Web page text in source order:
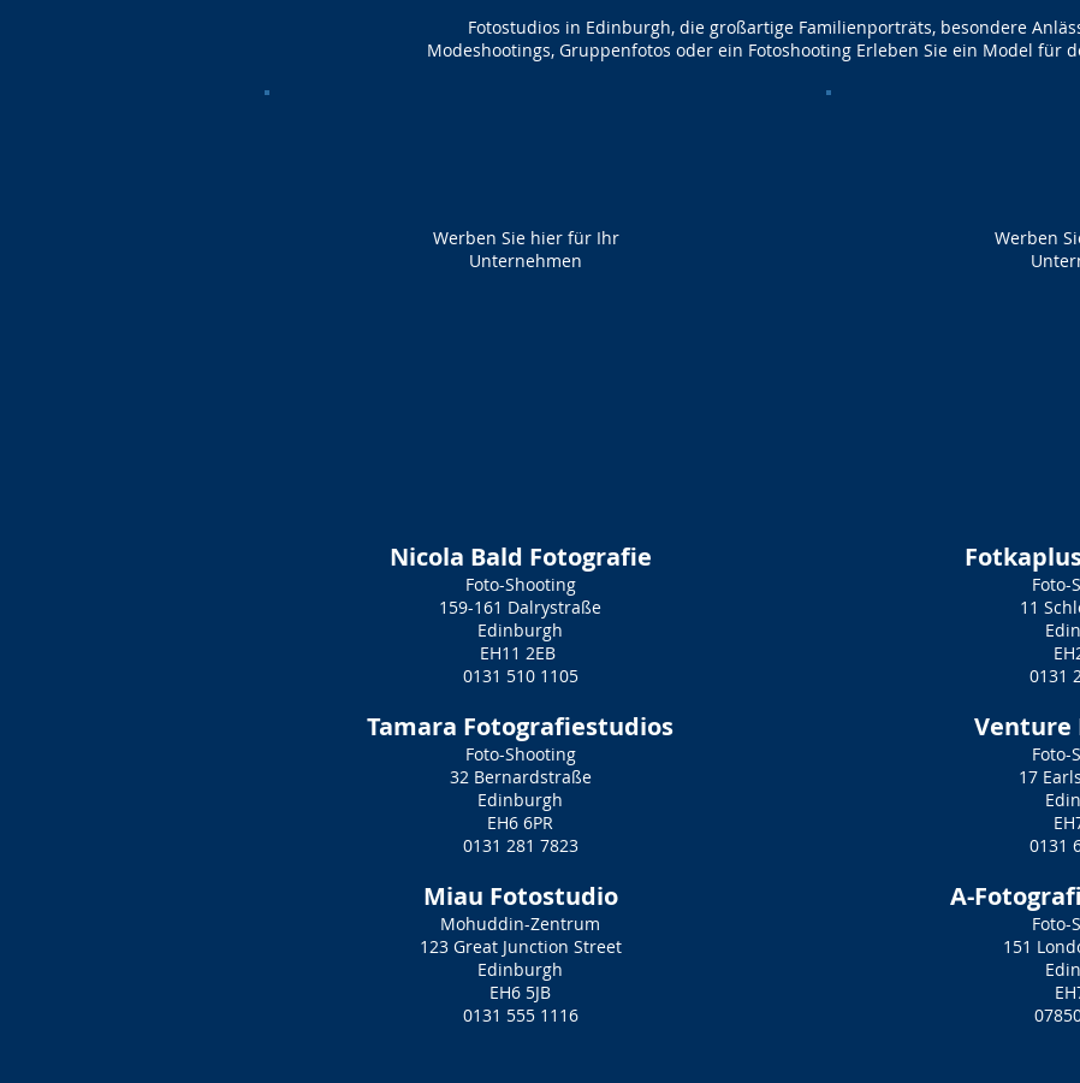
Fotostudios in Edinburgh, die großartige Familienporträts, besondere
Modeshootings, Gruppenfotos oder ein Fotoshooting Erleben Sie ein Model für
Werben Sie hier für Ihr
Unternehmen
Werben
Nicola Bald Fotografie
Foto-Shooting
159-161 Dalrystraße
Edinburgh
EH11 2EB
0131 510 1105
Tamara Fotografiestudios
Foto-Shooting
32 Bernardstraße
Edinburgh
EH6 6PR
0131 281 7823
Miau Fotostudio
Mohuddin-Zentrum
123 Great Junction Street
Edinburgh
EH6 5JB
0131 555 1116
Foto-
11
0131
Venture
Foto-
17
0131
A-
Foto-
151